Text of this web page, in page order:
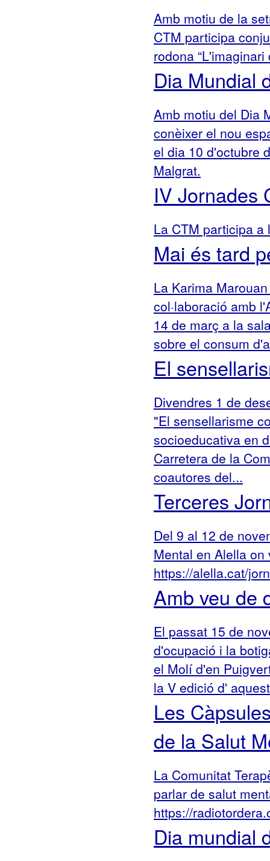
Amb motiu de la
CTM participa
rodona
Dia Mundial
Amb motiu del Dia
conèixer el nou
el dia 10 d'octubre
Malgrat.
IV Jornades
La CTM participa a
Mai és tard
La Karima
col·laboració amb
14 de març a la
sobre el consum
El
Divendres 1 de
"El sensellarisme
socioeducativa en
Carretera de la
coautores del...
Terceres
Del 9 al 12 de
Mental en Alella
https://alella.cat/
Amb veu de
El passat 15 de
d'ocupació i la
el Molí d'en
la V edició d'
Les
de la Salut
La Comunitat
parlar de salut
https://
Dia mundial